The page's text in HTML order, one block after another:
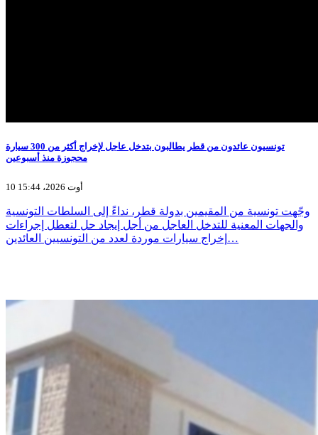
تونسيون عائدون من قطر يطالبون بتدخل عاجل لإخراج أكثر من 300 سيارة
محجوزة منذ أسبوعين
10 أوت 2026، 15:44
وجّهت تونسية من المقيمين بدولة قطر، نداءً إلى السلطات التونسية
والجهات المعنية للتدخل العاجل من أجل إيجاد حل لتعطل إجراءات
إخراج سيارات موردة لعدد من التونسيين العائدين…